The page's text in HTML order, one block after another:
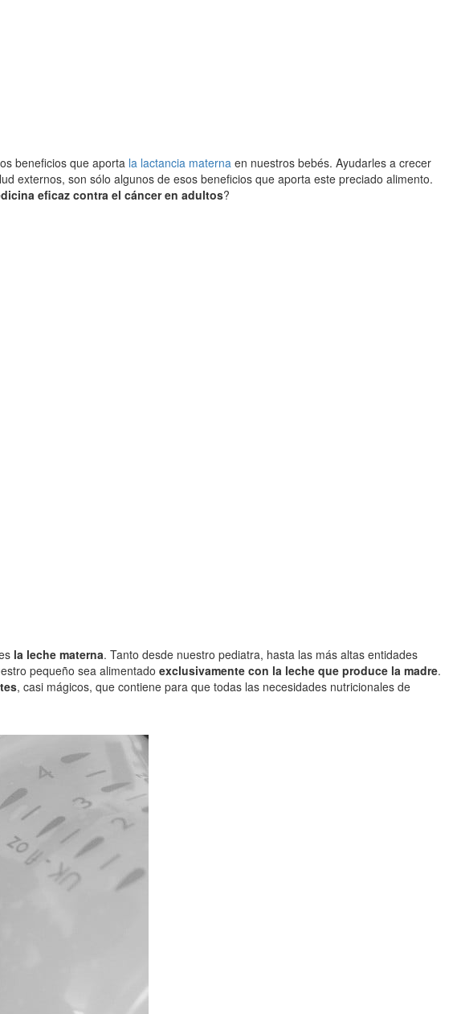
beneficios que aporta la lactancia materna en nuestros bebés. Ayudarles a crecer
externos, son sólo algunos de esos beneficios que aporta este preciado alimento.
eficaz contra el cáncer en adultos?
la leche materna. Tanto desde nuestro pediatra, hasta las más altas entidades
pequeño sea alimentado exclusivamente con la leche que produce la madre.
, casi mágicos, que contiene para que todas las necesidades nutricionales de